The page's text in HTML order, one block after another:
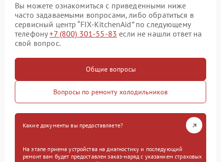
Вы можете ознакомиться с приведенными ниже
часто задаваемыми вопросами, либо обратиться в
сервисный центр “FIX-KitchenAid” по следующему
телефону+7 (800) 301-55-83 если не нашли ответ на
свой вопрос.
Общие вопросы
Вопросы по ремонту холодильников
Какие документы вы предоставляете?
На этапе приема устройства на диагностику и последующий
ремонт вам будет предоставлен заказ-наряд с указанием страховых